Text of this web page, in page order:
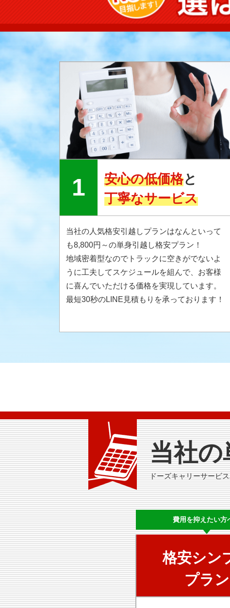
安心の低価格と
丁寧なサービス
当社の人気格安引越しプランはなんといって
も8,800円～の単身引越し格安プラン！
地域密着型なのでトラックに空きがでないよ
うに工夫してスケジュールを組んで、お客様
に喜んでいただける価格を実現しています。
最短30秒のLINE見積もりを承っております！
当社の
ドーズキャリーサービ
費用を抑えたい方
格安シン
プラン